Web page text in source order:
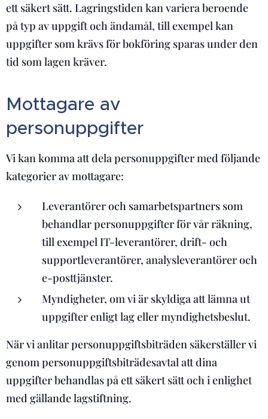
ett säkert sätt. Lagringstiden kan variera beroende
på typ av uppgift och ändamål, till exempel kan
uppgifter som krävs för bokföring sparas under den
tid som lagen kräver.
Mottagare av
personuppgifter
Vi kan komma att dela personuppgifter med följande
kategorier av mottagare:
Leverantörer och samarbetspartners som
behandlar personuppgifter för vår räkning,
till exempel IT-leverantörer, drift- och
supportleverantörer, analysleverantörer och
e-posttjänster.
Myndigheter, om vi är skyldiga att lämna ut
uppgifter enligt lag eller myndighetsbeslut.
När vi anlitar personuppgiftsbiträden säkerställer vi
genom personuppgiftsbiträdesavtal att dina
uppgifter behandlas på ett säkert sätt och i enlighet
med gällande lagstiftning.